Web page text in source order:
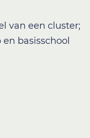
van een cluster;
basisschool